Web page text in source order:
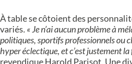
À table se côtoient des
variés. « Je n’ai aucun problème à
politiques, sportifs professionnels ou
hyper éclectique, et c’est justement la
revendique Harold Parisot. Une